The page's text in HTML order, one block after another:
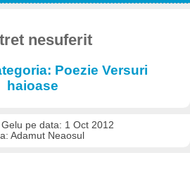
nesuferit
Poezie Versuri
haioase
pe data: 1 Oct 2012
Adamut Neaosul